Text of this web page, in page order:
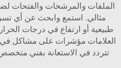
والفتحات لضمان تدفق
استمع وابحث عن أي تسرب محتمل
ارتفاع في درجات الحرارة، حيث
على مشاكل في التبريد.
الاستعانة بفني متخصص للحصول